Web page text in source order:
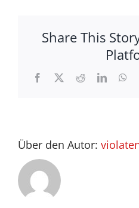
Share This
Facebook
X RedditLinkedIn
Über den Autor: